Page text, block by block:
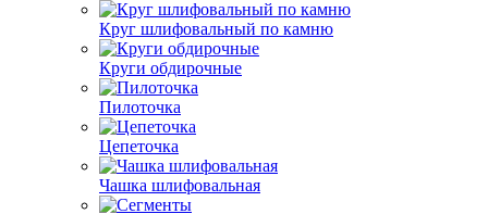
Круг шлифовальный по камню
Круги обдирочные
Пилоточка
Цепеточка
Чашка шлифовальная